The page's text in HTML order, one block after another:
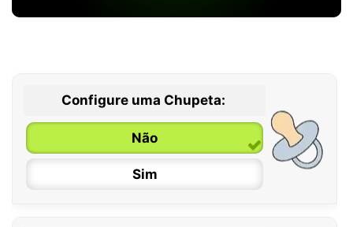
Configure uma Chupeta:
Não
Sim